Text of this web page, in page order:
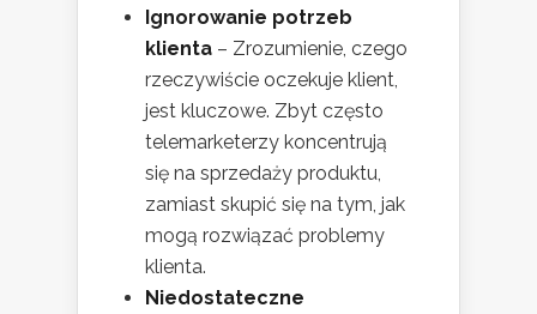
Ignorowanie potrzeb
klienta – Zrozumienie, czego
rzeczywiście oczekuje klient,
jest kluczowe. Zbyt często
telemarketerzy koncentrują
się na sprzedaży produktu,
zamiast skupić się na tym, jak
mogą rozwiązać problemy
klienta.
Niedostateczne